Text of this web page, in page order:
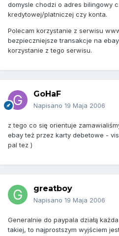
domysle chodzi o adres bilingowy
kredytowej/platniczej czy konta.
Polecam korzystanie z serwisu
bezpieczniejsze transakcje na
korzystanie z tego serwisu.
GoHaF
Napisano 19 Maja 2006
z tego co się orientuje
ebay też przez karty debetowe -
pal tez )
greatboy
Napisano 19 Maja 2006
Generalnie do paypala działą
takiej, to najprostszym wyjściem